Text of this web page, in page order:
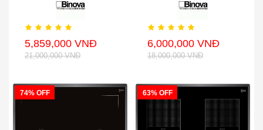
5,859,000 VNĐ
21,000,000 VNĐ
6,000,000 VNĐ
18,000,000 VNĐ
74% OFF 63% OFF